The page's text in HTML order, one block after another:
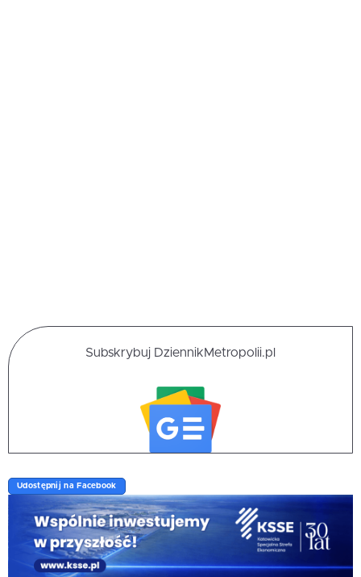
Subskrybuj DziennikMetropolii.pl
Udostępnij na Facebook